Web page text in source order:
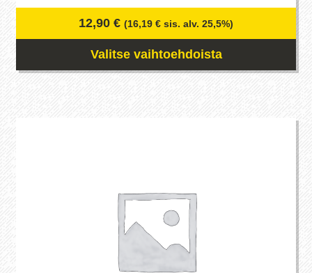
12,90 € (16,19 € sis. alv. 25,5%)
Valitse vaihtoehdoista
valinnat
tuotteen